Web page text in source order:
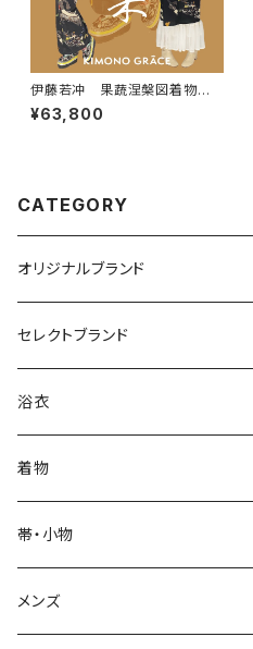
伊藤若冲 果蔬涅槃図着物
ビタミン レディース
¥63,800
CATEGORY
オリジナルブランド
カジュアル着物
単衣
袷
浴衣
レディース
メンズ
帯
名古屋帯
半巾帯
羽織・コート
羽織
草履・下駄
セレクトブランド
IKS COLLECTION
JUNKO KOSHINO
撫松庵
モダンアンテナ
浴衣
レディース浴衣
メンズ浴衣
球団承認カープ浴衣
着物
着物
単衣
羽織・コート
帯・小物
帯
メンズ